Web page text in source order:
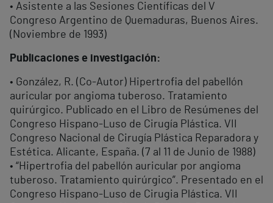
• Asistente a las Sesiones Científicas del V
Congreso Argentino de Quemaduras, Buenos Aires.
(Noviembre de 1993)
Publicaciones e investigación:
• González, R. (Co-Autor) Hipertrofia del pabellón
auricular por angioma tuberoso. Tratamiento
quirúrgico. Publicado en el Libro de Resúmenes del
Congreso Hispano-Luso de Cirugía Plástica. VII
Congreso Nacional de Cirugía Plástica Reparadora y
Estética. Alicante, España. (7 al 11 de Junio de 1988)
• “Hipertrofia del pabellón auricular por angioma
tuberoso. Tratamiento quirúrgico”. Presentado en el
Congreso Hispano-Luso de Cirugia Plástica. VII